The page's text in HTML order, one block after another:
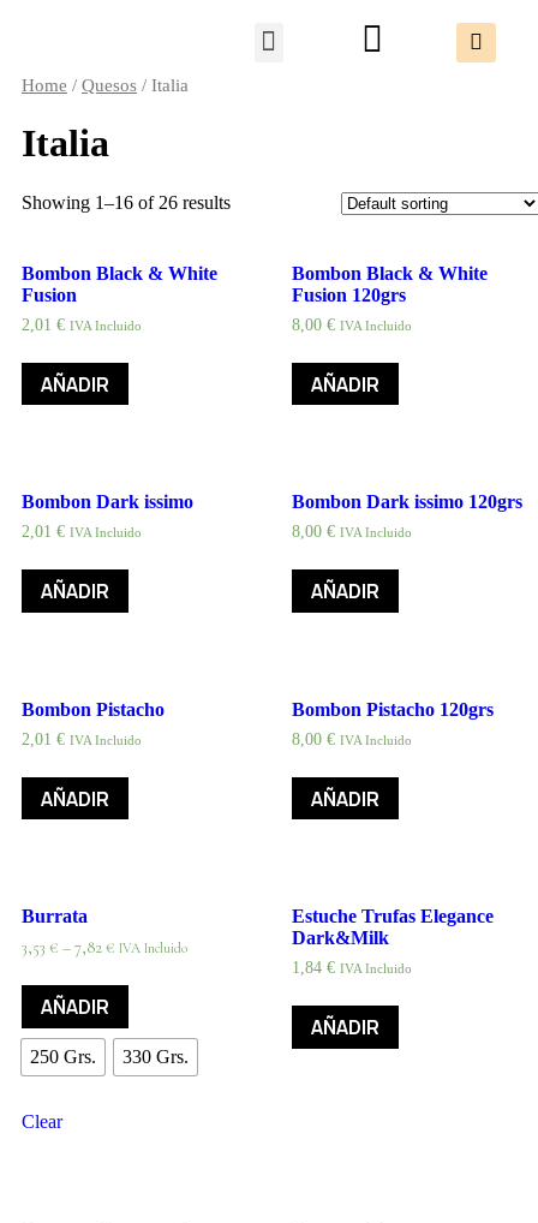
Home / Quesos / Italia
Italia
Showing 1–16 of 26 results
Bombon Black & White
Fusion
2,01 € IVA Incluido
AÑADIR
Bombon Black & White
Fusion 120grs
8,00 € IVA Incluido
AÑADIR
Bombon Dark issimo
2,01 € IVA Incluido
AÑADIR
Bombon Dark issimo 120grs
8,00 € IVA Incluido
AÑADIR
Bombon Pistacho
2,01 € IVA Incluido
AÑADIR
Bombon Pistacho 120grs
8,00 € IVA Incluido
AÑADIR
Burrata
3,53 € –7,82€ IVA Incluido
AÑADIR
250 Grs. 330 Grs.
Clear
Estuche Trufas Elegance
Dark&Milk
1,84 € IVA Incluido
AÑADIR